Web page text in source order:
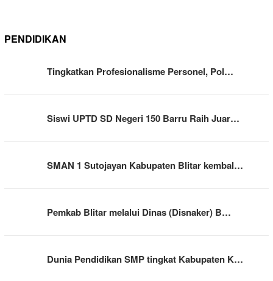
PENDIDIKAN
Tingkatkan Profesionalisme Personel, Pol…
Siswi UPTD SD Negeri 150 Barru Raih Juar…
SMAN 1 Sutojayan Kabupaten Blitar kembal…
Pemkab Blitar melalui Dinas (Disnaker) B…
Dunia Pendidikan SMP tingkat Kabupaten K…